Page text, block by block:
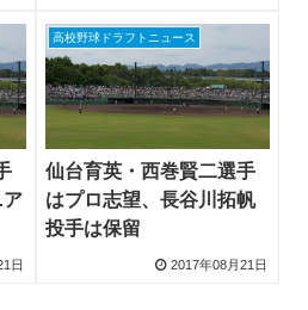
ア
日
高校野球ドラフトニュース
仙台育英・西巻賢二選手
はプロ志望、長谷川拓帆
投手は保留
2017年08月21日